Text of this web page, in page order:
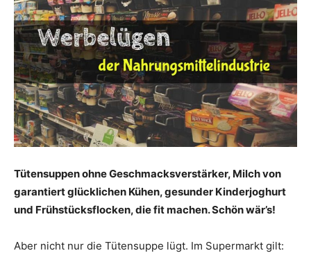
Tütensuppen ohne Geschmacksverstärker, Milch von
garantiert glücklichen Kühen, gesunder Kinderjoghurt
und Frühstücksflocken, die fit machen. Schön wär’s!
Aber nicht nur die Tütensuppe lügt. Im Supermarkt gilt: